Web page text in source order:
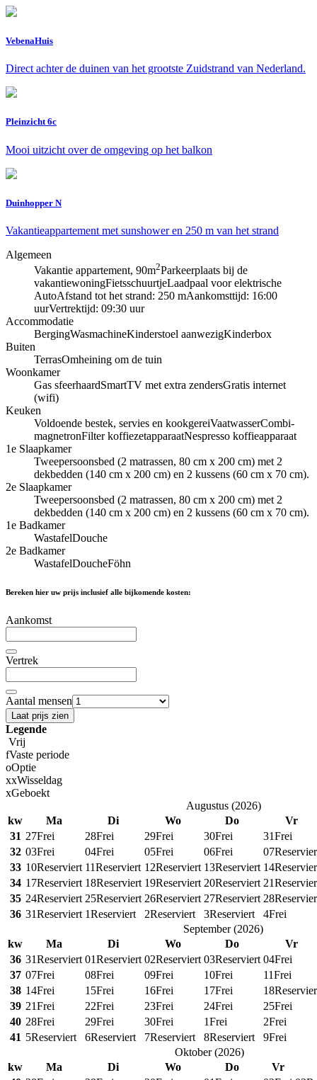
VebenaHuis
Direct achter de duinen van het grootste Zuidstrand van Nederland.
Pleinzicht 6c
Mooi uitzicht over de omgeving op het balkon
Duinhopper N
Vakantieappartement met sunshower en 250 m van het strand
Algemeen
Vakantie appartement, 90m2Parkeerplaats bij de
vakantiewoningFietsschuurtjeLaadpaal voor elektrische
AutoAfstand tot het strand: 250 mAankomsttijd: 16:00
uurVertrektijd: 09:30 uur
Accommodatie
BergingWasmachineKinderstoel aanwezigKinderbox
Buiten
TerrasOmheining om de tuin
Woonkamer
Gas sfeerhaardSmartTV met extra zendersGratis internet
(wifi)
Keuken
Voldoende bestek, servies en kookgereiVaatwasserCombi-
magnetronFilter koffiezetapparaatNespresso koffieapparaat
1e Slaapkamer
Tweepersoonsbed (2 matrassen, 80 cm x 200 cm) met 2
dekbedden (140 cm x 200 cm) en 2 kussens (60 cm x 70 cm).
2e Slaapkamer
Tweepersoonsbed (2 matrassen, 80 cm x 200 cm) met 2
dekbedden (140 cm x 200 cm) en 2 kussens (60 cm x 70 cm).
1e Badkamer
WastafelDouche
2e Badkamer
WastafelDoucheFöhn
Bereken hier uw prijs inclusief alle bijkomende kosten:
Aankomst
Vertrek
Aantal mensen
Laat prijs zien
Legende
Vrij
fVaste periode
oOptie
xxWisseldag
xGeboekt
Augustus(2026)
kw
Ma Di Wo Do
Vr
31 27Frei 28Frei 29Frei 30Frei 31Frei
32 03Frei 04Frei 05Frei 06Frei 07
33 10Reserviert 11Reserviert 12Reserviert 13Reserviert 14
34 17Reserviert 18Reserviert 19Reserviert 20Reserviert 21
35 24Reserviert 25Reserviert 26Reserviert 27Reserviert 28
36 31Reserviert 1Reserviert 2Reserviert 3Reserviert 4Frei
September(2026)
kw
Ma Di Wo Do
Vr
36 31Reserviert 01Reserviert 02Reserviert 03Reserviert 04Frei
37 07Frei 08Frei 09Frei 10Frei 11Frei
38 14Frei 15Frei 16Frei 17Frei 18
39 21Frei 22Frei 23Frei 24Frei 25Frei
40 28Frei 29Frei 30Frei 1Frei 2Frei
41 5Reserviert 6Reserviert 7Reserviert 8Reserviert 9Frei
Oktober(2026)
kw
Ma Di Wo Do Vr